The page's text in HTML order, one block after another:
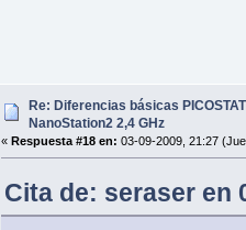
Re: Diferencias básicas
NanoStation2 2,4 GHz
« Respuesta #18 en: 03-09-2009, 21:27
Cita de: seraser en